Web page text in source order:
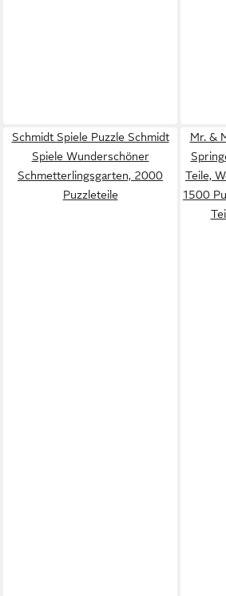
Schmidt Spiele Puzzle Schmidt
Spiele Wunderschöner
Schmetterlingsgarten, 2000
Puzzleteile
Mr. &
Teile,
1500